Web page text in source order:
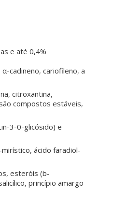
e até 0,4%
cadineno, cariofileno, a
citroxantina,
compostos estáveis,
3-0-glicósido) e
ácido faradiol-
esteróis (b-
princípio amargo